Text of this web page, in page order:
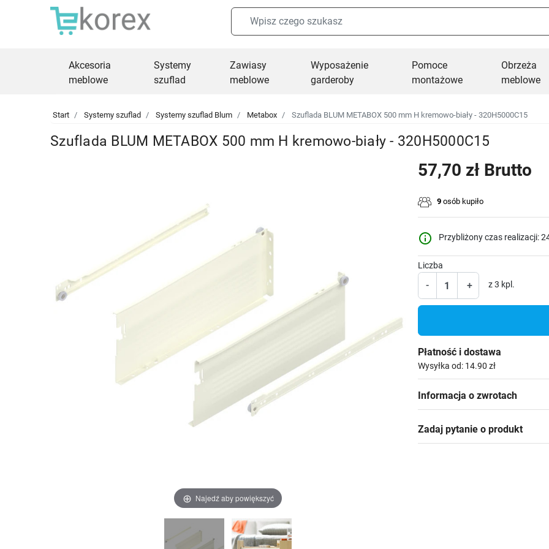
Akcesoria
meblowe
Systemy
szuflad
Zawiasy
meblowe
Wyposażenie
garderoby
Pomoce
montażowe
Obrzeża
meblowe
Start Systemy szuflad Systemy szuflad Blum Metabox Szuflada BLUM METABOX 500 mm H kremowo-biały - 320H5000C15
Szuflada BLUM METABOX 500 mm H kremowo-biały - 320H5000C15
Najedź aby powiększyć
57,70 zł Brutto
9 osób kupiło
info_outline Przybliżony czas realizacji:
Liczba
- + z 3 kpl.
Płatność i dostawa
Wysyłka od: 14.90 zł
Informacja o zwrotach
Zadaj pytanie o produkt